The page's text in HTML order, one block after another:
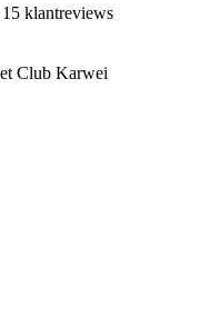
klantreviews
Club Karwei